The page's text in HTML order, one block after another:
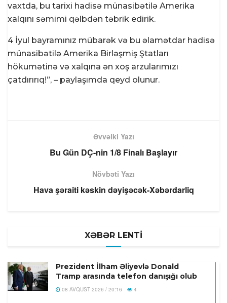
vaxtda, bu tarixi hadisə münasibətilə Amerika
xalqını səmimi qəlbdən təbrik edirik.
4 İyul bayramınız mübarək və bu əlamətdar hadisə
münasibətilə Amerika Birləşmiş Ştatları
hökumətinə və xalqına ən xoş arzularımızı
çatdırırıq!”, – paylaşımda qeyd olunur.
Əvvəlki Yazı
Bu Gün DÇ-nin 1/8 Finalı Başlayır
Növbəti Yazı
Hava şəraiti kəskin dəyişəcək-Xəbərdarliq
XƏBƏR LENTİ
Prezident İlham Əliyevlə Donald
Tramp arasında telefon danışığı olub
08 AVQUST 2026 / 20:16 4